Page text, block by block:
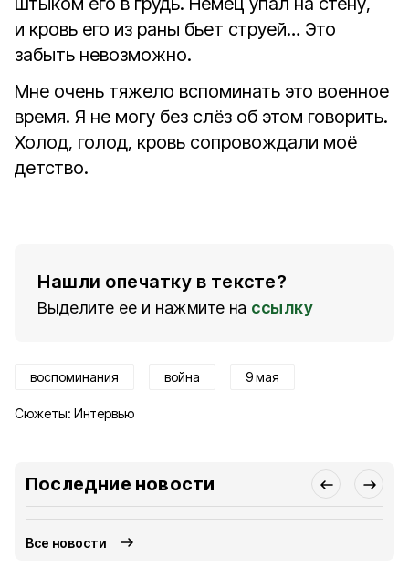
и кровь его из раны бьет струей… Это
забыть невозможно.
Мне очень тяжело вспоминать это военное
время. Я не могу без слёз об этом говорить.
Холод, голод, кровь сопровождали моё
детство.
Нашли опечатку в тексте?
Выделите ее и нажмите на ссылку
воспоминания война 9 мая
Сюжеты: Интервью
Последние новости
Все новости